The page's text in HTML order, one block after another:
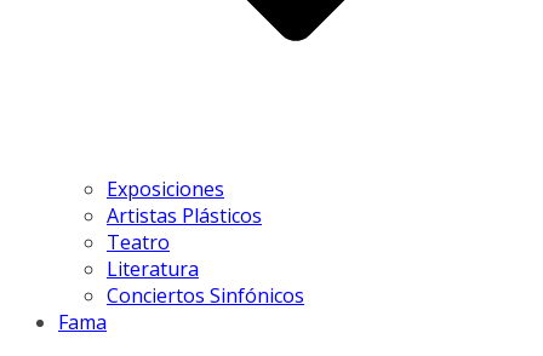
Exposiciones
Artistas Plásticos
Teatro
Literatura
Conciertos Sinfónicos
Fama